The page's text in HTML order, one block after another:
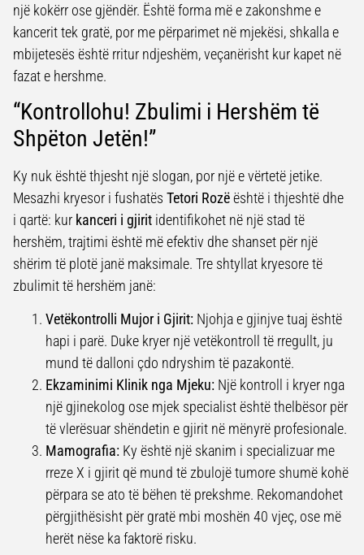
një kokërr ose gjëndër. Është forma më e zakonshme e
kancerit tek gratë, por me përparimet në mjekësi, shkalla e
mbijetesës është rritur ndjeshëm, veçanërisht kur kapet në
fazat e hershme.
“Kontrollohu! Zbulimi i Hershëm të
Shpëton Jetën!”
Ky nuk është thjesht një slogan, por një e vërtetë jetike.
Mesazhi kryesor i fushatës Tetori Rozëështë i thjeshtë dhe
i qartë: kur kanceri i gjirit identifikohet në një stad të
hershëm, trajtimi është më efektiv dhe shanset për një
shërim të plotë janë maksimale. Tre shtyllat kryesore të
zbulimit të hershëm janë:
Vetëkontrolli Mujor i Gjirit: Njohja e gjinjve tuaj është
hapi i parë. Duke kryer një vetëkontroll të rregullt, ju
mund të dalloni çdo ndryshim të pazakontë.
Ekzaminimi Klinik nga Mjeku: Një kontroll i kryer nga
një gjinekolog ose mjek specialist është thelbësor për
të vlerësuar shëndetin e gjirit në mënyrë profesionale.
Mamografia: Ky është një skanim i specializuar me
rreze X i gjirit që mund të zbulojë tumore shumë kohë
përpara se ato të bëhen të prekshme. Rekomandohet
përgjithësisht për gratë mbi moshën 40 vjeç, ose më
herët nëse ka faktorë risku.